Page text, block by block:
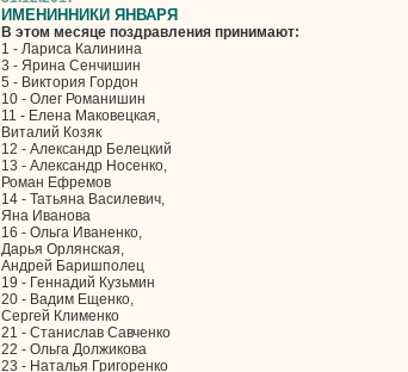
ИМЕНИННИКИ ЯНВАРЯ
В этом месяце поздравления принимают:
1 - Лариса Калинина
3 - Ярина Сенчишин
5 - Виктория Гордон
10 - Олег Романишин
11 - Елена Маковецкая,
Виталий Козяк
12 - Александр Белецкий
13 - Александр Носенко,
Роман Ефремов
14 - Татьяна Василевич,
Яна Иванова
16 - Ольга Иваненко,
Дарья Орлянская,
Андрей Баришполец
19 - Геннадий Кузьмин
20 - Вадим Ещенко,
Сергей Клименко
21 - Станислав Савченко
22 - Ольга Должикова
23 - Наталья Григоренко